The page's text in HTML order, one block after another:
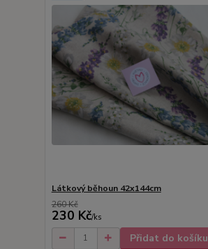
Látkový běhoun 42x144cm
260 Kč
230 Kč/ks
Přidat do košíku